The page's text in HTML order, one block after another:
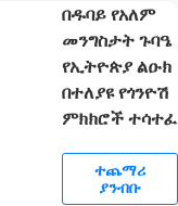
በዱባይ የአለም
መንግስታት ጉባዔ
የኢትዮጵያ ልዑክ
በተለያዩ የጎንዮሽ
ምክክሮች ተሳተፈ
ተጨማሪ
ያንብቡ